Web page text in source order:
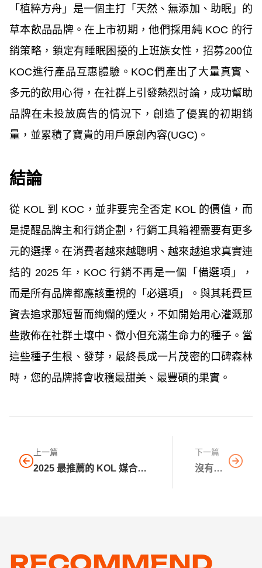
「植粹方舟」是一個主打「天然、無添加、助眠」的
草本飲品品牌。在上市初期，他們採用純 KOC 的行
銷策略，鎖定有睡眠困擾的上班族女性，招募200位
KOC進行產品互惠體驗。KOC們產出了大量真實、
多元的飲用心得，在社群上引發熱烈討論，成功幫助
品牌在未投放廣告的情況下，創造了優異的初期銷
量，並累積了寶貴的用戶原創內容(UGC)。
結論
從 KOL 到 KOC，並非要完全否定 KOL 的價值，而
是提醒品牌主和行銷企劃，行銷工具箱裡需要有更多
元的選擇。在消費者越來越聰明、越來越追求真實連
結的 2025 年，KOC 行銷不再是一個「備選項」，
而是所有品牌都應該重視的「必選項」。與其耗費巨
資去追求那短暫而絢爛的煙火，不如開始用心灌溉那
些散佈在社群土壤中、微小但充滿生命力的種子。當
這些種子生根、發芽，最終長成一片茂密的口碑森林
時，您的品牌將會收穫最甜美、最豐碩的果實。
上一篇
2025 最推薦的 KOL 媒合平
下一篇
沒有下